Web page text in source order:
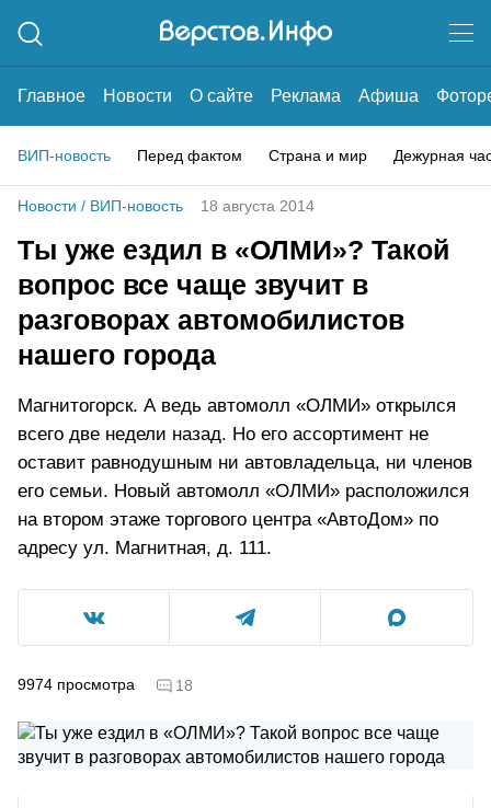
Главное Новости О сайте Реклама Афиша
ВИП-новость Перед фактом Страна и мир Дежурная
Новости / ВИП-новость 18 августа 2014
Ты уже ездил в «ОЛМИ»? Такой
вопрос все чаще звучит в
разговорах автомобилистов
нашего города
Магнитогорск. А ведь автомолл «ОЛМИ» открылся
всего две недели назад. Но его ассортимент не
оставит равнодушным ни автовладельца, ни членов
его семьи. Новый автомолл «ОЛМИ» расположился
на втором этаже торгового центра «АвтоДом» по
адресу ул. Магнитная, д. 111.
9974 просмотра 18